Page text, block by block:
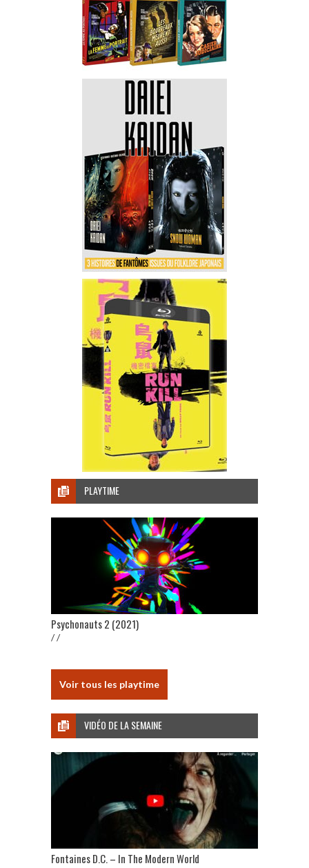
PLAYTIME
Psychonauts 2 (2021)
/ /
Voir tous les playtime
VIDÉO DE LA SEMAINE
Fontaines D.C. – In The Modern World